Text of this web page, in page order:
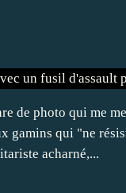
de photo qui me
gamins qui "ne
acharné,...